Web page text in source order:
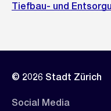
Tiefbau- und
© 2026 Stadt Zürich
Social Media